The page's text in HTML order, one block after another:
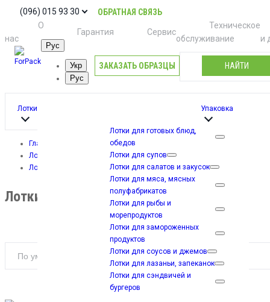
(096) 015 93 30
ОБРАТНАЯ СВЯЗЬ
О
нас
Гарантия Сервис
Техническое
обслуживание
и
Рус
Укр
Рус
ЗАКАЗАТЬ ОБРАЗЦЫ НАЙТИ
Лотки
Лотки для готовых блюд,
обедов
Лотки для супов
Лотки для салатов и закусок
Лотки для мяса, мясных
полуфабрикатов
Лотки для рыбы и
морепродуктов
Лотки для замороженных
продуктов
Лотки для соусов и джемов
Лотки для лазаньи, запеканок
Лотки для сэндвичей и
бургеров
Упаковка
Главная
Лотки
Лотки для лазаньи, запеканок
Лотки для лазаньи, запеканок